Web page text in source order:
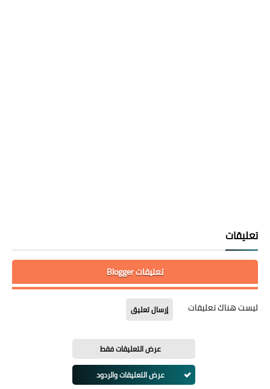
تعليقات
تعليقات Blogger
ليست هناك تعليقات إرسال تعليق
عرض التعليقات فقط
عرض التعليقات والردود